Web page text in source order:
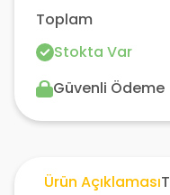
Toplam
Stokta Var
Güvenli Ödeme
Ürün Açıklaması